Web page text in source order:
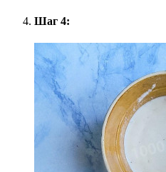
Шаг 4: